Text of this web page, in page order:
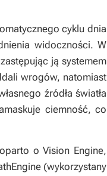
cyklu dnia
widoczności. W
ją systemem
wrogów, natomiast
źródła światła
ciemność, co
o Vision Engine,
(wykorzystany